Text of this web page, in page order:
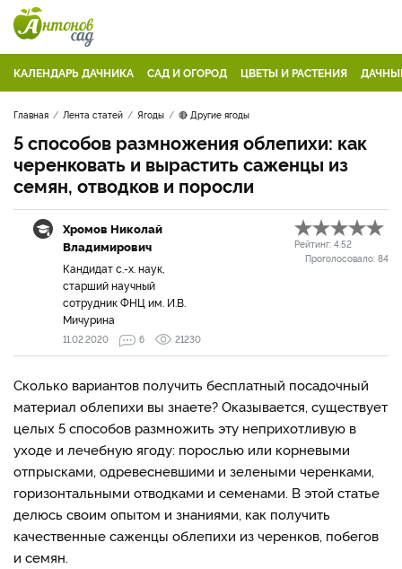
КАЛЕНДАРЬ ДАЧНИКА САД И ОГОРОД ЦВЕТЫ И РАСТЕНИЯ
Главная Лента статей Ягоды 🔴 Другие ягоды
5 способов размножения облепихи: как
черенковать и вырастить саженцы из
семян, отводков и поросли
Хромов Николай
Владимирович
Кандидат с.-х. наук,
старший научный
сотрудник ФНЦ им. И.В.
Мичурина
Рейтинг: 4.52
Проголосовало: 84
11.02.2020 6 21230
Сколько вариантов получить бесплатный посадочный
материал облепихи вы знаете? Оказывается, существует
целых 5 способов размножить эту неприхотливую в
уходе и лечебную ягоду: порослью или корневыми
отпрысками, одревесневшими и зелеными черенками,
горизонтальными отводками и семенами. В этой статье
делюсь своим опытом и знаниями, как получить
качественные саженцы облепихи из черенков, побегов
и семян.